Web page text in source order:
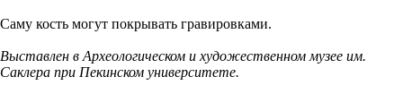
Саму кость могут покрывать гравировками.
Выставлен в Археологическом и художественном музее им.
Саклера при Пекинском университете.